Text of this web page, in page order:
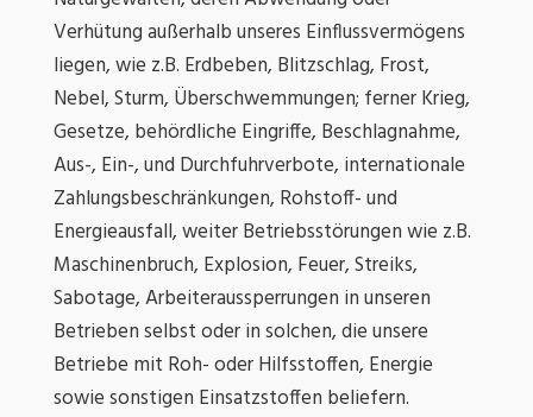
Verhütung außerhalb unseres Einflussvermögens
liegen, wie z.B. Erdbeben, Blitzschlag, Frost,
Nebel, Sturm, Überschwemmungen; ferner Krieg,
Gesetze, behördliche Eingriffe, Beschlagnahme,
Aus-, Ein-, und Durchfuhrverbote, internationale
Zahlungsbeschränkungen, Rohstoff- und
Energieausfall, weiter Betriebsstörungen wie z.B.
Maschinenbruch, Explosion, Feuer, Streiks,
Sabotage, Arbeiteraussperrungen in unseren
Betrieben selbst oder in solchen, die unsere
Betriebe mit Roh- oder Hilfsstoffen, Energie
sowie sonstigen Einsatzstoffen beliefern.